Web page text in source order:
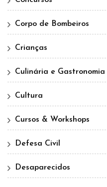
Corpo de Bombeiros
Crianças
Culinária e Gastronomia
Cultura
Cursos & Workshops
Defesa Civil
Desaparecidos